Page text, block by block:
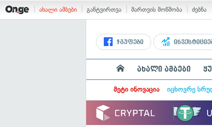
ახალი ამბები განტვირთვა მართვის მოწმობა ძებნა
ჯგუფები
ახალი ამბები
მეტი ინოვაცია იცხოვრე